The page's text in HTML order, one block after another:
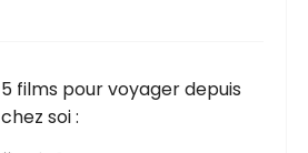
5 films pour voyager depuis
chez soi :